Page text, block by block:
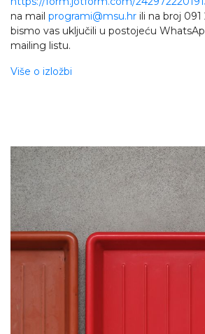
na mail programi@msu.hr ili na broj
bismo vas uključili u postojeću
mailing listu.
Više o izložbi